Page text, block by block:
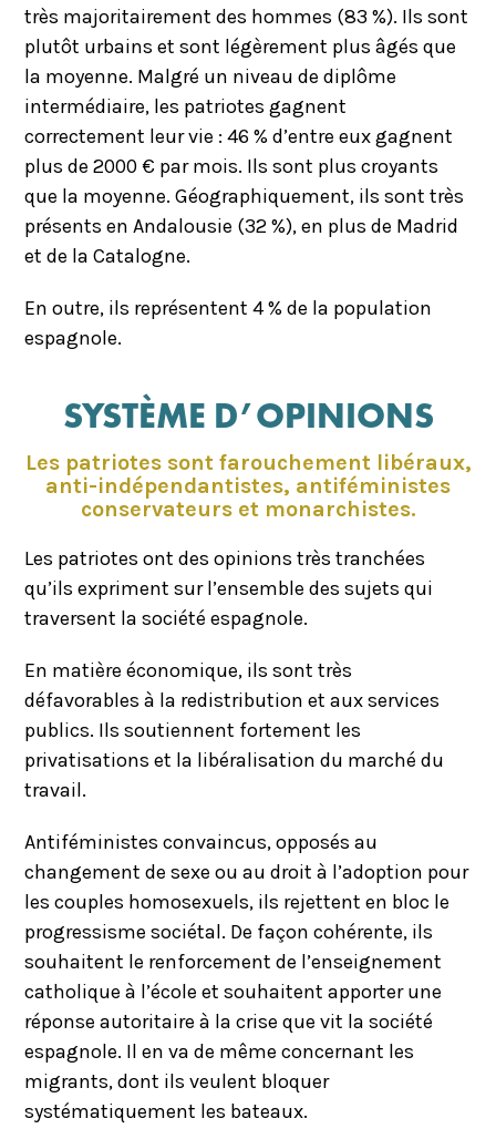
très majoritairement des hommes (83 %). Ils sont
plutôt urbains et sont légèrement plus âgés que
la moyenne. Malgré un niveau de diplôme
intermédiaire, les patriotes gagnent
correctement leur vie : 46 % d’entre eux gagnent
plus de 2000 € par mois. Ils sont plus croyants
que la moyenne. Géographiquement, ils sont très
présents en Andalousie (32 %), en plus de Madrid
et de la Catalogne.
En outre, ils représentent 4 % de la population
espagnole.
SYSTÈME D’OPINIONS
Les patriotes sont farouchement libéraux,
anti-indépendantistes, antiféministes
conservateurs et monarchistes.
Les patriotes ont des opinions très tranchées
qu’ils expriment sur l’ensemble des sujets qui
traversent la société espagnole.
En matière économique, ils sont très
défavorables à la redistribution et aux services
publics. Ils soutiennent fortement les
privatisations et la libéralisation du marché du
travail.
Antiféministes convaincus, opposés au
changement de sexe ou au droit à l’adoption pour
les couples homosexuels, ils rejettent en bloc le
progressisme sociétal. De façon cohérente, ils
souhaitent le renforcement de l’enseignement
catholique à l’école et souhaitent apporter une
réponse autoritaire à la crise que vit la société
espagnole. Il en va de même concernant les
migrants, dont ils veulent bloquer
systématiquement les bateaux.